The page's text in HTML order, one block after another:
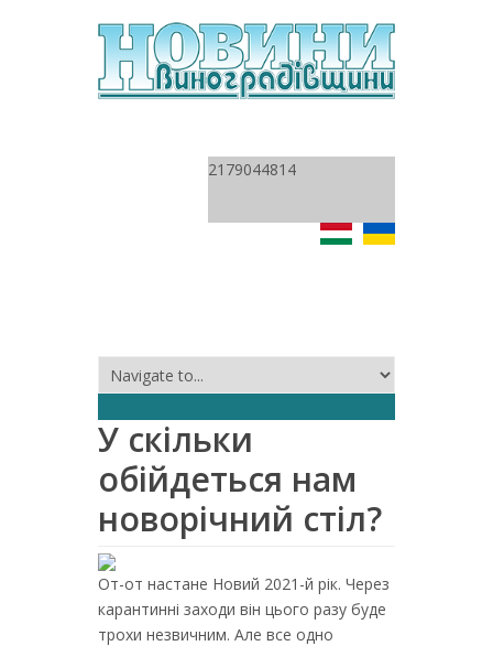
2179044814
У скільки
обійдеться нам
новорічний стіл?
От-от настане Новий 2021-й рік. Через
карантинні заходи він цього разу буде
трохи незвичним. Але все одно